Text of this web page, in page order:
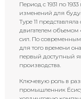
Период с 1931 по
изменений для
Type 11
двигателем
сил. По
для того времени
первый доступный
производства.
Ключевую роль в
промышленник